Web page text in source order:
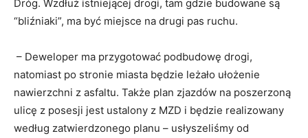
Dróg. Wzdłuż istniejącej drogi, tam gdzie budowane są
“bliźniaki”, ma być miejsce na drugi pas ruchu.
– Deweloper ma przygotować podbudowę drogi,
natomiast po stronie miasta będzie leżało ułożenie
nawierzchni z asfaltu. Także plan zjazdów na poszerzoną
ulicę z posesji jest ustalony z MZD i będzie realizowany
według zatwierdzonego planu – usłyszeliśmy od